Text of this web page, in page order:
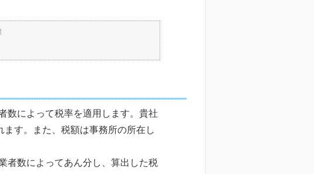
数によって税率を適用します。貴社
す。また、税額は事務所の所在し
者数によってあん分し、算出した税